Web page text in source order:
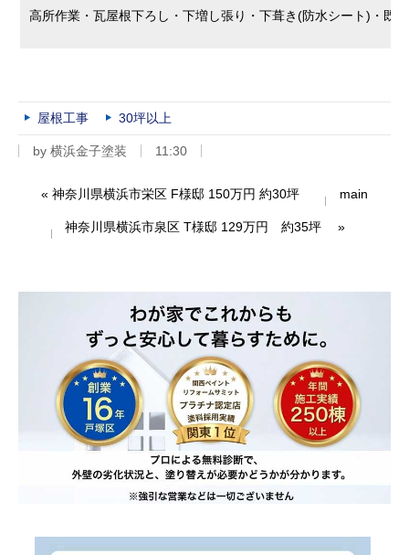
高所作業・瓦屋根下ろし・下増し張り・下葺き(防水シート)・既
屋根工事 30坪以上
by 横浜金子塗装 11:30
« 神奈川県横浜市栄区 F様邸 150万円 約30坪 main
神奈川県横浜市泉区 T様邸 129万円 約35坪 »